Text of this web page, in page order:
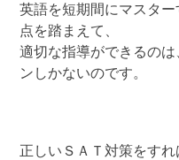
英語を短期間にマスタ
点を踏まえて、
適切な指導ができるの
ンしかないのです。
正しいＳＡＴ対策をす